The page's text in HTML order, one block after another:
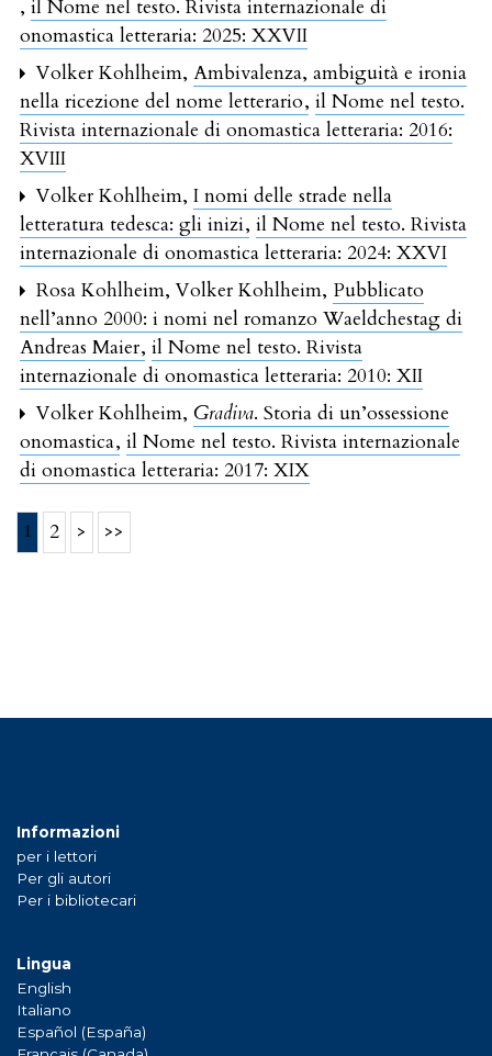
, il Nome nel testo. Rivista internazionale di
onomastica letteraria: 2025: XXVII
Volker Kohlheim, Ambivalenza, ambiguità e ironia
nella ricezione del nome letterario, il Nome nel testo.
Rivista internazionale di onomastica letteraria: 2016:
XVIII
Volker Kohlheim, I nomi delle strade nella
letteratura tedesca: gli inizi, il Nome nel testo. Rivista
internazionale di onomastica letteraria: 2024: XXVI
Rosa Kohlheim, Volker Kohlheim, Pubblicato
nell’anno 2000: i nomi nel romanzo Waeldchestag di
Andreas Maier, il Nome nel testo. Rivista
internazionale di onomastica letteraria: 2010: XII
Volker Kohlheim, Gradiva. Storia di un’ossessione
onomastica, il Nome nel testo. Rivista internazionale
di onomastica letteraria: 2017: XIX
1 2 > >>
Informazioni
per i lettori
Per gli autori
Per i bibliotecari
Lingua
English
Italiano
Español (España)